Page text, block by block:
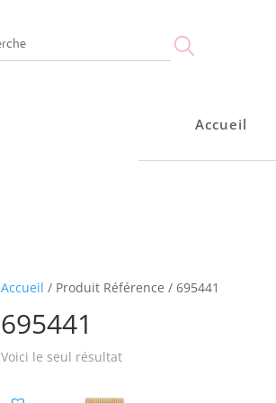
Accueil
Accueil
Accueil / Produit Référence / 695441
695441
Voici le seul résultat